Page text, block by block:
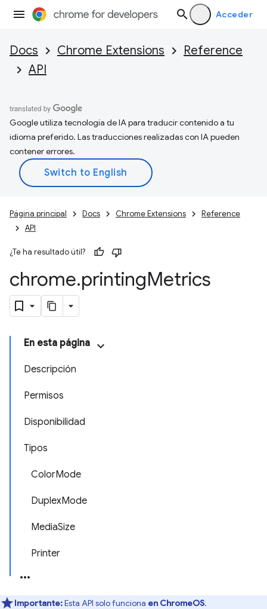
Acceder
Docs Chrome Extensions
Reference
API
Google utiliza tecnología de IA para traducir contenido a tu
idioma preferido. Las traducciones realizadas con IA pueden
contener errores.
Página principal Docs Chrome Extensions
Reference
API
¿Te ha resultado útil?
chrome.printingMetrics
En esta página
Descripción
Permisos
Disponibilidad
Tipos
ColorMode
DuplexMode
MediaSize
Printer
Importante:Esta API solo funciona en ChromeOS.